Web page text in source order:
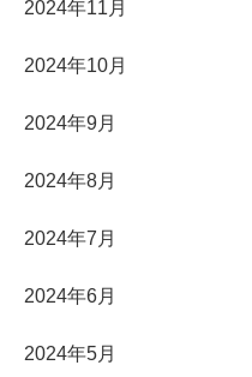
2024年11月
2024年10月
2024年9月
2024年8月
2024年7月
2024年6月
2024年5月